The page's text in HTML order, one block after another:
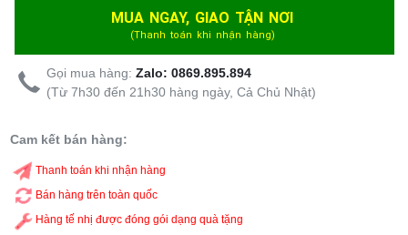
MUA NGAY, GIAO TẬN NƠI
(Thanh toán khi nhận hàng)
Gọi mua hàng: Zalo: 0869.895.894
(Từ 7h30 đến 21h30 hàng ngày, Cả Chủ Nhật)
Cam kết bán hàng:
Thanh toán khi nhận hàng
Bán hàng trên toàn quốc
Hàng tế nhị được đóng gói dạng quà tặng